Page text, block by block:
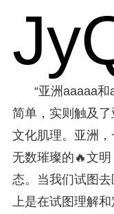
“亚洲aaaaa
简单，实则触及
文化肌理。亚洲
无数璀璨的🔥文
态。当我们试图去
上是在试图理解